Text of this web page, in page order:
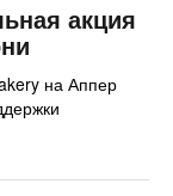
акция
на Аппер